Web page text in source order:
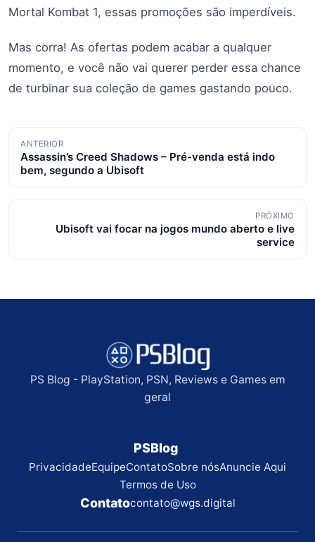
Mortal Kombat 1, essas promoções são imperdíveis.
Mas corra! As ofertas podem acabar a qualquer
momento, e você não vai querer perder essa chance
de turbinar sua coleção de games gastando pouco.
Navegação
de
posts
ANTERIOR
Assassin’s Creed Shadows – Pré-venda está indo
bem, segundo a Ubisoft
PRÓXIMO
Ubisoft vai focar na jogos mundo aberto e live
service
PS Blog - PlayStation, PSN, Reviews e Games em
geral
PSBlog
PrivacidadeEquipeContatoSobre nósAnuncie Aqui
Termos de Uso
Contatocontato@wgs.digital